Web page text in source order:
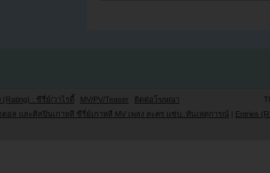
(Rating) : ซีรี่ย์/วาไรตี้ MV/PV/Teaser ติดต่อโฆษณา
ดอล และศิลปินเกาหลี ซีรี่ย์เกาหลี MV เพลง ละคร แซ่บ..ทันเหตุการณ์ Entries